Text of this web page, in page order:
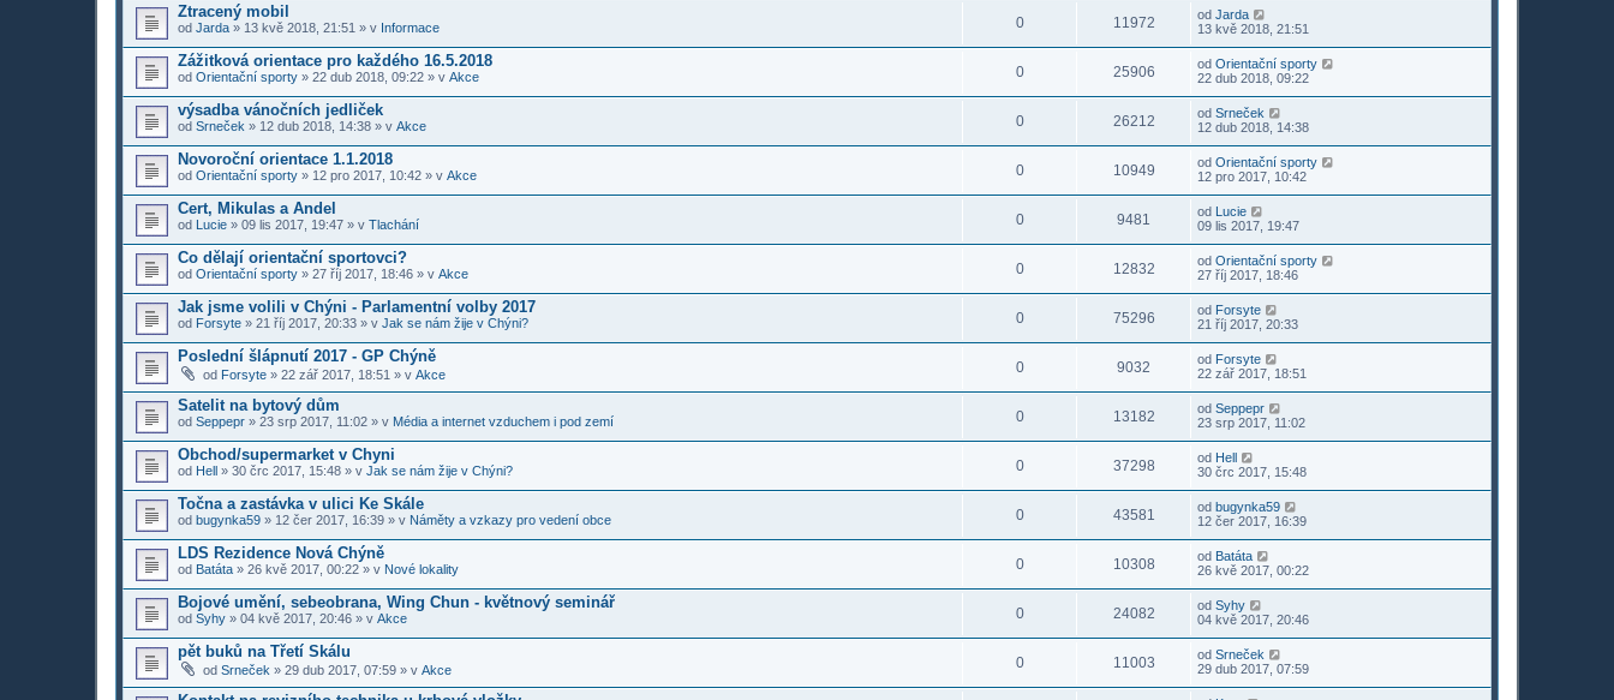
Ztracený mobil
od Jarda » 13 kvě 2018, 21:51 » v Informace 0 11972 od Jarda
13 kvě 2018, 21:51
Zážitková orientace pro každého 16.5.2018
od Orientační sporty » 22 dub 2018, 09:22 » v Akce 0 25906 od Orientační sporty
22 dub 2018, 09:22
výsadba vánočních jedliček
od Srneček » 12 dub 2018, 14:38 » v Akce 0 26212 od Srneček
12 dub 2018, 14:38
Novoroční orientace 1.1.2018
od Orientační sporty » 12 pro 2017, 10:42 » v Akce 0 10949 od Orientační sporty
12 pro 2017, 10:42
Cert, Mikulas a Andel
od Lucie » 09 lis 2017, 19:47 » v Tlachání 0 9481 od Lucie
09 lis 2017, 19:47
Co dělají orientační sportovci?
od Orientační sporty » 27 říj 2017, 18:46 » v Akce 0 12832 od Orientační sporty
27 říj 2017, 18:46
Jak jsme volili v Chýni - Parlamentní volby 2017
od Forsyte » 21 říj 2017, 20:33 » v Jak se nám žije v Chýni? 0 75296 od Forsyte
21 říj 2017, 20:33
Poslední šlápnutí 2017 - GP Chýně
od Forsyte » 22 zář 2017, 18:51 » v Akce 0 9032 od Forsyte
22 zář 2017, 18:51
Satelit na bytový dům
od Seppepr » 23 srp 2017, 11:02 » v Média a internet vzduchem i pod zemí 0 13182 od Seppepr
23 srp 2017, 11:02
Obchod/supermarket v Chyni
od Hell » 30 črc 2017, 15:48 » v Jak se nám žije v Chýni? 0 37298 od Hell
30 črc 2017, 15:48
Točna a zastávka v ulici Ke Skále
od bugynka59 » 12 čer 2017, 16:39 » v Náměty a vzkazy pro vedení obce 0 43581 od bugynka59
12 čer 2017, 16:39
LDS Rezidence Nová Chýně
od Batáta » 26 kvě 2017, 00:22 » v Nové lokality 0 10308 od Batáta
26 kvě 2017, 00:22
Bojové umění, sebeobrana, Wing Chun - květnový seminář
od Syhy » 04 kvě 2017, 20:46 » v Akce 0 24082 od Syhy
04 kvě 2017, 20:46
pět buků na Třetí Skálu
od Srneček » 29 dub 2017, 07:59 » v Akce 0 11003 od Srneček
29 dub 2017, 07:59